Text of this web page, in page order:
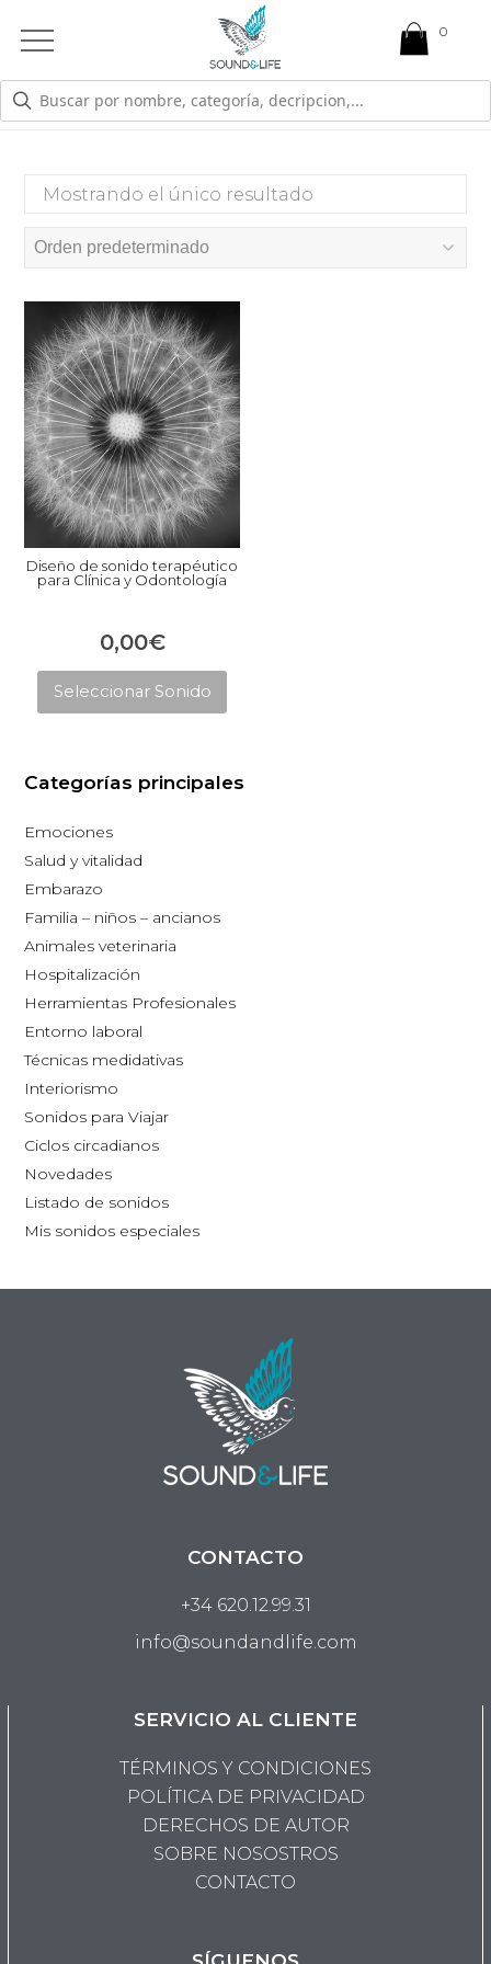
Open
Menu
ODONTOLOGO
Mostrando el único resultado
Diseño de sonido terapéutico
para Clínica y Odontología
0,00€
Seleccionar Sonido
Este
variantes.
página
Categorías principales
Emociones
Salud y vitalidad
Embarazo
Familia – niños – ancianos
Animales veterinaria
Hospitalización
Herramientas Profesionales
Entorno laboral
Técnicas medidativas
Interiorismo
Sonidos para Viajar
Ciclos circadianos
Novedades
Listado de sonidos
Mis sonidos especiales
CONTACTO
+34 620.12.99.31
info@soundandlife.com
SERVICIO AL CLIENTE
TÉRMINOS Y CONDICIONES
POLÍTICA DE PRIVACIDAD
DERECHOS DE AUTOR
SOBRE NOSOSTROS
CONTACTO
0